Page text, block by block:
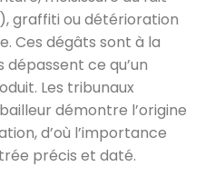
graffiti ou détérioration
Ces dégâts sont à la
dépassent ce qu’un
Les tribunaux
démontre l’origine
d’où l’importance
précis et daté.